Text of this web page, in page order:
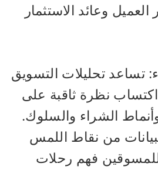
وعائد الاستثمار
تحليلات التسويق
نظرة ثاقبة على
الشراء والسلوك.
من نقاط اللمس
فهم رحلات